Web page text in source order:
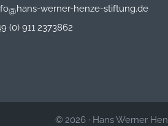
@hans-werner-henze-stiftung.de
(0) 911 2373862
© 2026 · Hans Werner